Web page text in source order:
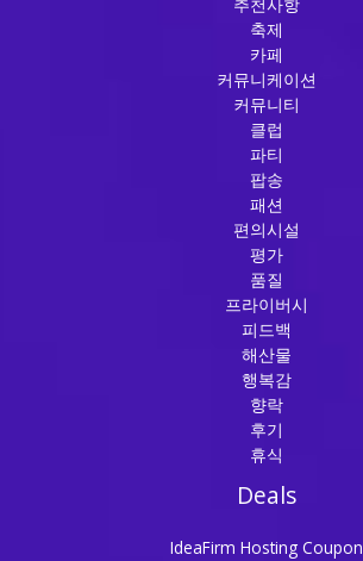
축제
카페
커뮤니케이션
커뮤니티
클럽
파티
팝송
패션
편의시설
평가
품질
프라이버시
피드백
해산물
행복감
향락
후기
휴식
Deals
IdeaFirm Hosting Coupon